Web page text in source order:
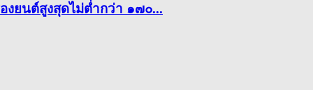
งยนต์สูงสุดไม่ต่ำกว่า ๑๗๐...